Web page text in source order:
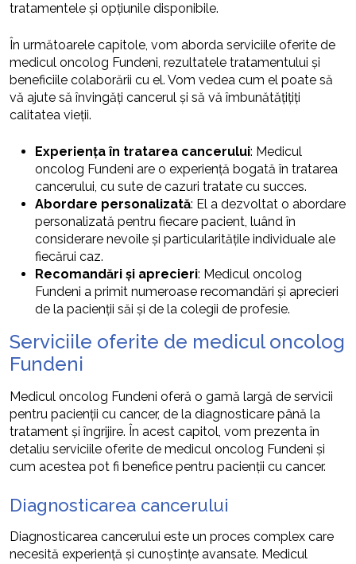
tratamentele și opțiunile disponibile.
În următoarele capitole, vom aborda serviciile oferite de
medicul oncolog Fundeni, rezultatele tratamentului și
beneficiile colaborării cu el. Vom vedea cum el poate să
vă ajute să învingăți cancerul și să vă îmbunătățițiți
calitatea vieții.
Experiența în tratarea cancerului: Medicul
oncolog Fundeni are o experiență bogată în tratarea
cancerului, cu sute de cazuri tratate cu succes.
Abordare personalizată: El a dezvoltat o abordare
personalizată pentru fiecare pacient, luând în
considerare nevoile și particularitățile individuale ale
fiecărui caz.
Recomandări și aprecieri: Medicul oncolog
Fundeni a primit numeroase recomandări și aprecieri
de la pacienții săi și de la colegii de profesie.
Serviciile oferite de medicul oncolog
Fundeni
Medicul oncolog Fundeni oferă o gamă largă de servicii
pentru pacienții cu cancer, de la diagnosticare până la
tratament și îngrijire. În acest capitol, vom prezenta în
detaliu serviciile oferite de medicul oncolog Fundeni și
cum acestea pot fi benefice pentru pacienții cu cancer.
Diagnosticarea cancerului
Diagnosticarea cancerului este un proces complex care
necesită experiență și cunoștințe avansate. Medicul